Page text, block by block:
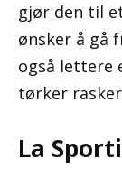
gjør den til
ønsker å gå
også lettere
tørker
La